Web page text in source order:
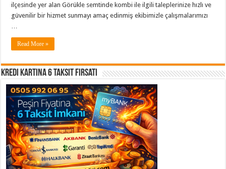
ilçesinde yer alan Görükle semtinde kombi ile ilgili taleplerinize hızlı ve
güvenilir bir hizmet sunmayı amaç edinmiş ekibimizle çalışmalarımızı
Read More »
Kredi Kartına 6 Taksit Fırsatı